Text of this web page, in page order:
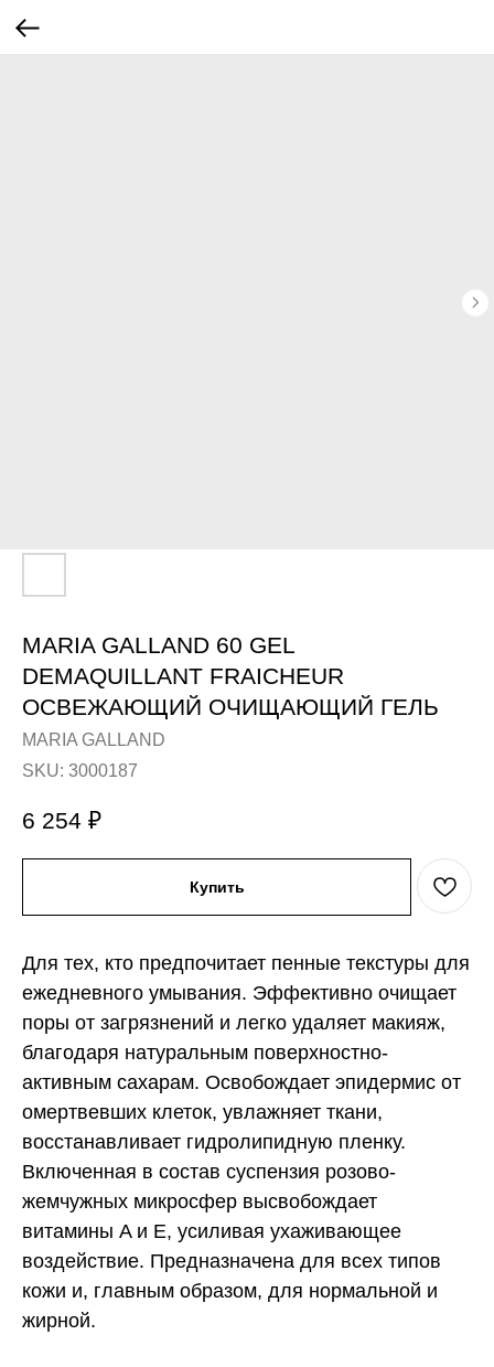
MARIA GALLAND 60 GEL
DEMAQUILLANT FRAICHEUR
ОСВЕЖАЮЩИЙ ОЧИЩАЮЩИЙ ГЕЛЬ
MARIA GALLAND
SKU: 3000187
6 254 ₽
Купить
Для тех, кто предпочитает пенные текстуры для
ежедневного умывания. Эффективно очищает
поры от загрязнений и легко удаляет макияж,
благодаря натуральным поверхностно-
активным сахарам. Освобождает эпидермис от
омертвевших клеток, увлажняет ткани,
восстанавливает гидролипидную пленку.
Включенная в состав суспензия розово-
жемчужных микросфер высвобождает
витамины A и E, усиливая ухаживающее
воздействие. Предназначена для всех типов
кожи и, главным образом, для нормальной и
жирной.